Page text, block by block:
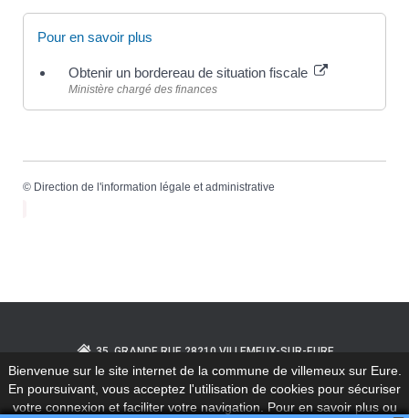
Bienvenue sur le site internet de la commune de villemeux sur Eure.
En poursuivant, vous acceptez l'utilisation de cookies pour sécuriser
votre connexion et faciliter votre navigation. Pour en savoir plus ou
Pour en savoir plus
Obtenir un bordereau de situation fiscale
Ministère chargé des finances
© Direction de l'information légale et administrative
35, GRANDE RUE 28210 VILLEMEUX-SUR-EURE
02.37.82.30.28 ACCUEIL@VILLEMEUX.FR